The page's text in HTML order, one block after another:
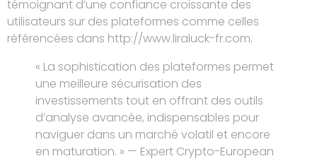
témoignant d’une confiance croissante des
utilisateurs sur des plateformes comme celles
référencées dans http://www.liraluck-fr.com.
« La sophistication des plateformes permet
une meilleure sécurisation des
investissements tout en offrant des outils
d’analyse avancée, indispensables pour
naviguer dans un marché volatil et encore
en maturation. » — Expert Crypto-European